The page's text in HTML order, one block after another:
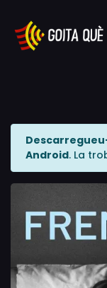
Android. La